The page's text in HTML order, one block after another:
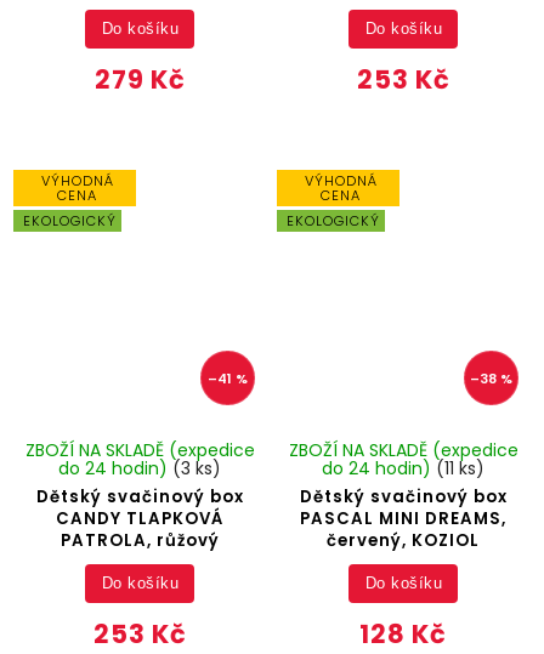
279 Kč
Do košíku
253 Kč
Do košíku
VÝHODNÁ
CENA
EKOLOGICKÝ
–41 %
Dětský svačinový box
CANDY TLAPKOVÁ
PATROLA, růžový
ZBOŽÍ NA SKLADĚ (expedice
do 24 hodin) (3 ks)
253 Kč
Do košíku
VÝHODNÁ
CENA
EKOLOGICKÝ
–38 %
Dětský svačinový box
PASCAL MINI DREAMS,
červený, KOZIOL
ZBOŽÍ NA SKLADĚ (expedice
do 24 hodin) (11 ks)
128 Kč
Do košíku